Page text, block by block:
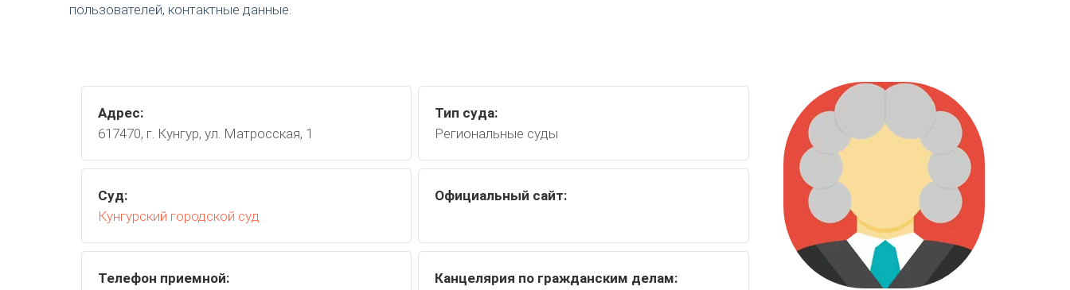
пользователей, контактные данные.
Адрес:
617470, г. Кунгур, ул. Матросская, 1
Тип суда:
Региональные суды
Суд:
Кунгурский городской суд
Официальный сайт:
Телефон приемной:
Канцелярия по гражданским делам: